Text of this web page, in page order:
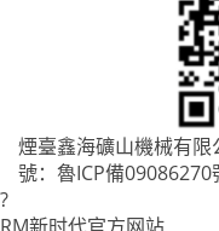
煙臺鑫海礦山機械有
號： 魯ICP備09086270
?